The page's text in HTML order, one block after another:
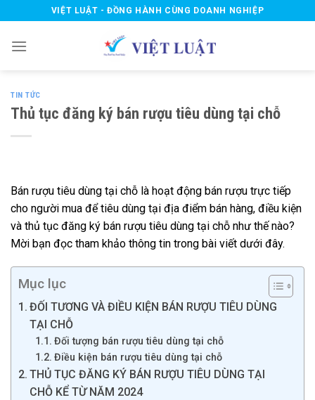
to
content
VIỆT LUẬT - ĐỒNG HÀNH CÙNG DOANH NGHIỆP
TIN TỨC
Thủ tục đăng ký bán rượu tiêu dùng tại chỗ
Bán rượu tiêu dùng tại chỗ là hoạt động bán rượu trực tiếp
cho người mua để tiêu dùng tại địa điểm bán hàng, điều kiện
và thủ tục đăng ký bán rượu tiêu dùng tại chỗ như thế nào?
Mời bạn đọc tham khảo thông tin trong bài viết dưới đây.
Mục lục
ĐỐI TƯƠNG VÀ ĐIỀU KIỆN BÁN RƯỢU TIÊU DÙNG
TẠI CHỖ
Đối tượng bán rượu tiêu dùng tại chỗ
Điều kiện bán rượu tiêu dùng tại chỗ
THỦ TỤC ĐĂNG KÝ BÁN RƯỢU TIÊU DÙNG TẠI
CHỖ KỂ TỪ NĂM 2024